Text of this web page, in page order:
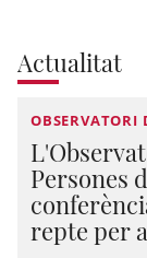
Actualitat
OBSERVATORI
Persones
repte per